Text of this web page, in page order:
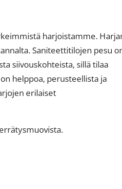
harjoistamme.
Saniteettitilojen pesu
siivouskohteista, sillä tilaa
helppoa, perusteellista ja
erilaiset